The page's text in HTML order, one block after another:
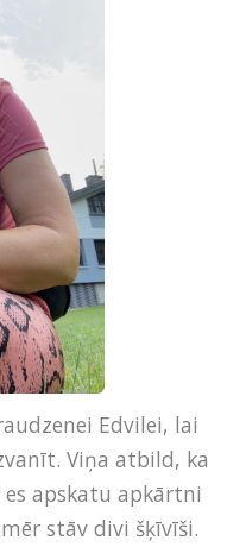
Edvilei, lai
Viņa atbild, ka
apskatu apkārtni
stāv divi šķīvīši.